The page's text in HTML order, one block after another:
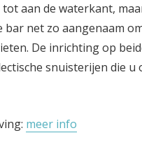
aan de waterkant,
net zo aangenaam
De inrichting op
snuisterijen die u
meer info